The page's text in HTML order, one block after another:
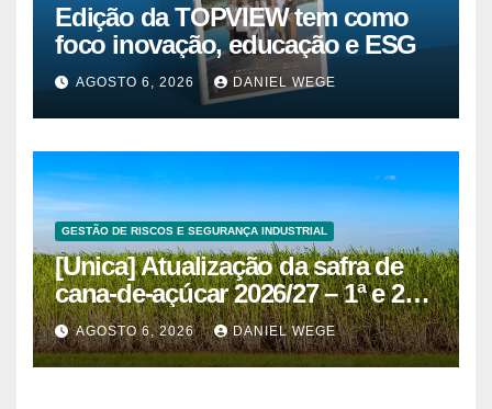
Edição da TOPVIEW tem como
foco inovação, educação e ESG
AGOSTO 6, 2026 DANIEL WEGE
GESTÃO DE RISCOS E SEGURANÇA INDUSTRIAL
[Unica] Atualização da safra de
cana-de-açúcar 2026/27 – 1ª e 2ª
quinzenas de junho
AGOSTO 6, 2026 DANIEL WEGE